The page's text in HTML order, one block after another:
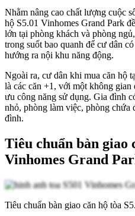
Nhằm nâng cao chất lượng cuộc
hộ S5.01 Vinhomes Grand Park
lớn tại phòng khách và phòng
trong suốt bao quanh để cư dân
hướng ra nội khu năng động.
Ngoài ra, cư dân khi mua căn hộ
là các căn +1, với một không
ưu công năng sử dụng. Gia đình
nhỏ, phòng làm việc, phòng chứa
đình.
Tiêu chuẩn bàn giao
Vinhomes Grand
Tiêu chuẩn bàn giao căn hộ tòa